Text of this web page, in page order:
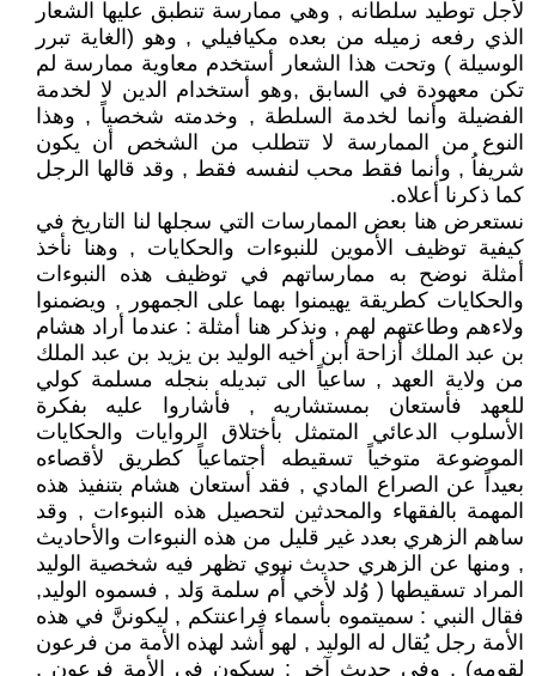
لأجل توطيد سلطانه , وهي ممارسة تنطبق عليها الشعار
الذي رفعه زميله من بعده مكيافيلي , وهو (الغاية تبرر
الوسيلة ) وتحت هذا الشعار أستخدم معاوية ممارسة لم
تكن معهودة في السابق ,وهو أستخدام الدين لا لخدمة
الفضيلة وأنما لخدمة السلطة , وخدمته شخصياً , وهذا
النوع من الممارسة لا تتطلب من الشخص أن يكون
شريفاُ , وأنما فقط محب لنفسه فقط , وقد قالها الرجل
كما ذكرنا أعلاه.
نستعرض هنا بعض الممارسات التي سجلها لنا التاريخ في
كيفية توظيف الأموين للنبوءات والحكايات , وهنا نأخذ
أمثلة نوضح به ممارساتهم في توظيف هذه النبوءات
والحكايات كطريقة يهيمنوا بهما على الجمهور , ويضمنوا
ولاءهم وطاعتهم لهم , ونذكر هنا أمثلة : عندما أراد هشام
بن عبد الملك أزاحة أبن أخيه الوليد بن يزيد بن عبد الملك
من ولاية العهد , ساعياً الى تبديله بنجله مسلمة كولي
للعهد فأستعان بمستشاريه , فأشاروا عليه بفكرة
الأسلوب الدعائي المتمثل بأختلاق الروايات والحكايات
الموضوعة متوخياً تسقيطه أجتماعياً كطريق لأقصاءه
بعيداً عن الصراع المادي , فقد أستعان هشام بتنفيذ هذه
المهمة بالفقهاء والمحدثين لتحصيل هذه النبوءات , وقد
ساهم الزهري بعدد غير قليل من هذه النبوءات والأحاديث
, ومنها عن الزهري حديث نبوي تظهر فيه شخصية الوليد
المراد تسقيطها ( وُلد لأخي أُم سلمة وَلد , فسموه الوليد,
فقال النبي : سميتموه بأسماء فراعنتكم , ليكوننَّ في هذه
الأمة رجل يُقال له الوليد , لهو أَشد لهذه الأمة من فرعون
لقومه) , وفي حديث آخر : سيكون في الأمة فرعون ,